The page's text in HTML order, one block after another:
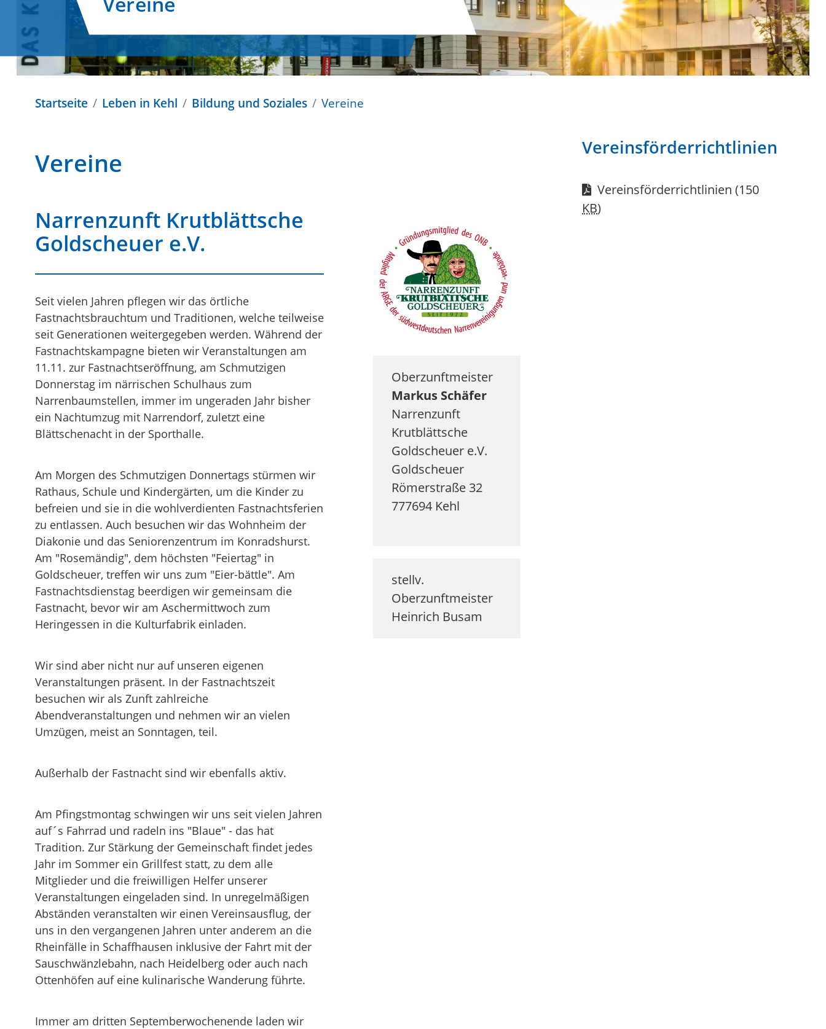
Startseite Leben in Kehl Bildung und Soziales Vereine
Vereine
Narrenzunft Krutblättsche
Goldscheuer e.V.
Seit vielen Jahren pflegen wir das örtliche
Fastnachtsbrauchtum und Traditionen, welche teilweise
seit Generationen weitergegeben werden. Während der
Fastnachtskampagne bieten wir Veranstaltungen am
11.11. zur Fastnachtseröffnung, am Schmutzigen
Donnerstag im närrischen Schulhaus zum
Narrenbaumstellen, immer im ungeraden Jahr bisher
ein Nachtumzug mit Narrendorf, zuletzt eine
Blättschenacht in der Sporthalle.
Am Morgen des Schmutzigen Donnertags stürmen wir
Rathaus, Schule und Kindergärten, um die Kinder zu
befreien und sie in die wohlverdienten Fastnachtsferien
zu entlassen. Auch besuchen wir das Wohnheim der
Diakonie und das Seniorenzentrum im Konradshurst.
Am "Rosemändig", dem höchsten "Feiertag" in
Goldscheuer, treffen wir uns zum "Eier-bättle". Am
Fastnachtsdienstag beerdigen wir gemeinsam die
Fastnacht, bevor wir am Aschermittwoch zum
Heringessen in die Kulturfabrik einladen.
Wir sind aber nicht nur auf unseren eigenen
Veranstaltungen präsent. In der Fastnachtszeit
besuchen wir als Zunft zahlreiche
Abendveranstaltungen und nehmen wir an vielen
Umzügen, meist an Sonntagen, teil.
Außerhalb der Fastnacht sind wir ebenfalls aktiv.
Am Pfingstmontag schwingen wir uns seit vielen Jahren
auf´s Fahrrad und radeln ins "Blaue" - das hat
Tradition. Zur Stärkung der Gemeinschaft findet jedes
Jahr im Sommer ein Grillfest statt, zu dem alle
Mitglieder und die freiwilligen Helfer unserer
Veranstaltungen eingeladen sind. In unregelmäßigen
Abständen veranstalten wir einen Vereinsausflug, der
uns in den vergangenen Jahren unter anderem an die
Rheinfälle in Schaffhausen inklusive der Fahrt mit der
Sauschwänzlebahn, nach Heidelberg oder auch nach
Ottenhöfen auf eine kulinarische Wanderung führte.
Immer am dritten Septemberwochenende laden wir
Oberzunftmeister
Markus Schäfer
Narrenzunft
Krutblättsche
Goldscheuer e.V.
Goldscheuer
Römerstraße 32
777694 Kehl
stellv.
Oberzunftmeister
Heinrich Busam
Vereinsförderrichtlinien
Vereinsförderrichtlinien (150
KB)